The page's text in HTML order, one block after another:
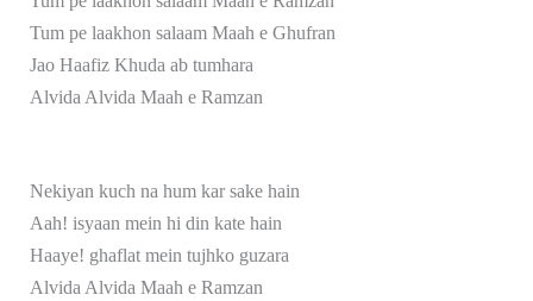
Tum pe laakhon salaam Maah e Ghufran
Jao Haafiz Khuda ab tumhara
Alvida Alvida Maah e Ramzan
Nekiyan kuch na hum kar sake hain
Aah! isyaan mein hi din kate hain
Haaye! ghaflat mein tujhko guzara
Alvida Alvida Maah e Ramzan